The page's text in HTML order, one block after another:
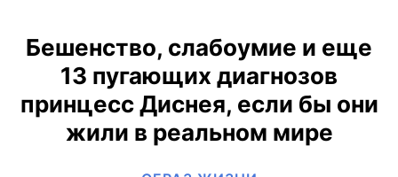
Бешенство, слабоумие и еще
13 пугающих диагнозов
принцесс Диснея, если бы они
жили в реальном мире